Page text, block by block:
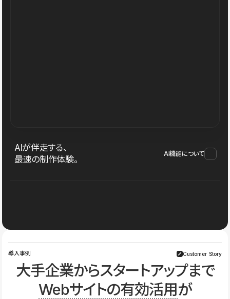
AIが伴走する、
最速の制作体験。
AI機能について
導入事例 Customer Story
大手企業からスタートアップまで
Webサイトの有効活用が